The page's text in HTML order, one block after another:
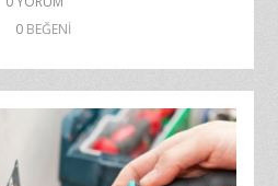
0BEĞENİ